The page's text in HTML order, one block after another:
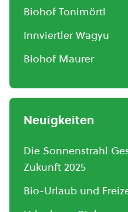
Biohof Tonimörtl
Innviertler Wagyu
Biohof Maurer
Neuigkeiten
Die Sonnenstrahl
Zukunft 2025
Bio-Urlaub und